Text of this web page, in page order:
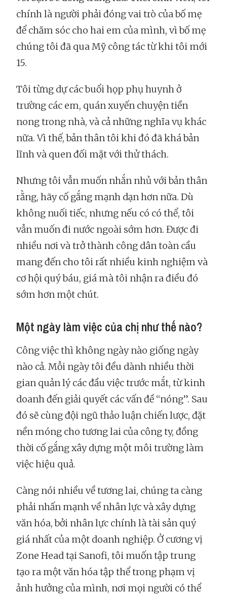
chính là người phải đóng vai trò của bố mẹ
để chăm sóc cho hai em của mình, vì bố mẹ
chúng tôi đã qua Mỹ công tác từ khi tôi mới
15.
Tôi từng dự các buổi họp phụ huynh ở
trường các em, quán xuyến chuyện tiền
nong trong nhà, và cả những nghĩa vụ khác
nữa. Vì thế, bản thân tôi khi đó đã khá bản
lĩnh và quen đối mặt với thử thách.
Nhưng tôi vẫn muốn nhắn nhủ với bản thân
rằng, hãy cố gắng mạnh dạn hơn nữa. Dù
không nuối tiếc, nhưng nếu có có thể, tôi
vẫn muốn đi nước ngoài sớm hơn. Được đi
nhiều nơi và trở thành công dân toàn cầu
mang đến cho tôi rất nhiều kinh nghiệm và
cơ hội quý báu, giá mà tôi nhận ra điều đó
sớm hơn một chút.
Một ngày làm việc của chị như thế nào?
Công việc thì không ngày nào giống ngày
nào cả. Mỗi ngày tôi đều dành nhiều thời
gian quản lý các đầu việc trước mắt, từ kinh
doanh đến giải quyết các vấn đề “nóng”. Sau
đó sẽ cùng đội ngũ thảo luận chiến lược, đặt
nền móng cho tương lai của công ty, đồng
thời cố gắng xây dựng một môi trường làm
việc hiệu quả.
Càng nói nhiều về tương lai, chúng ta càng
phải nhấn mạnh về nhân lực và xây dựng
văn hóa, bởi nhân lực chính là tài sản quý
giá nhất của một doanh nghiệp. Ở cương vị
Zone Head tại Sanofi, tôi muốn tập trung
tạo ra một văn hóa tập thể trong phạm vị
ảnh hưởng của mình, nơi mọi người có thể